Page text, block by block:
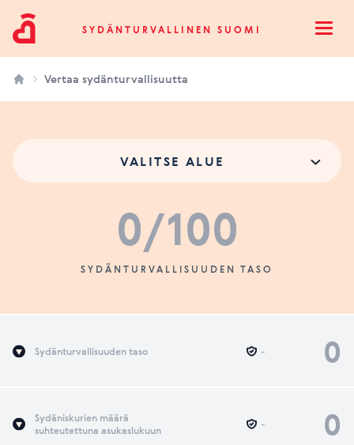
Sydänturvallinen SuomiSYDÄNTURVALLINEN SUOMI
Vertaa sydänturvallisuutta
VALITSE ALUE
0/100
SYDÄNTURVALLISUUDEN TASO
Sydänturvallisuuden taso 0
-
Sydäniskurien määrä
suhteutettuna asukaslukuun
0
-